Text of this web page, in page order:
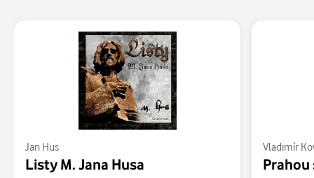
Jan Hus
Listy M. Jana Husa
Vladimír